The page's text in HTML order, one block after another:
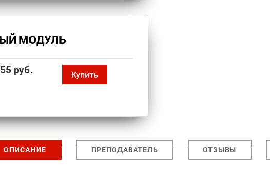
МОДУЛЬ
руб. Купить
ОПИСАНИЕ ПРЕПОДАВАТЕЛЬ ОТЗЫВЫ